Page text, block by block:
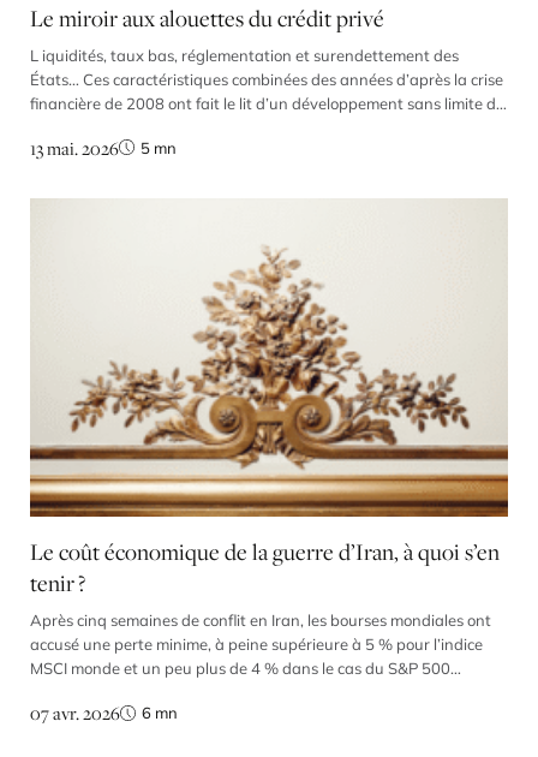
Le miroir aux alouettes du crédit privé
L iquidités, taux bas, réglementation et surendettement des
États… Ces caractéristiques combinées des années d’après la crise
financière de 2008 ont fait le lit d’un développement sans limite du
réglementation trop stricte empêche les banques de financer les
13 mai. 2026 5 mn
Le coût économique de la guerre d’Iran, à quoi s’en
tenir ?
Après cinq semaines de conflit en Iran, les bourses mondiales ont
accusé une perte minime, à peine supérieure à 5 % pour l’indice
MSCI monde et un peu plus de 4 % dans le cas du S&P 500
pas atteint 7,5 % entre le 28 février et le 3 […]
07 avr. 2026 6 mn